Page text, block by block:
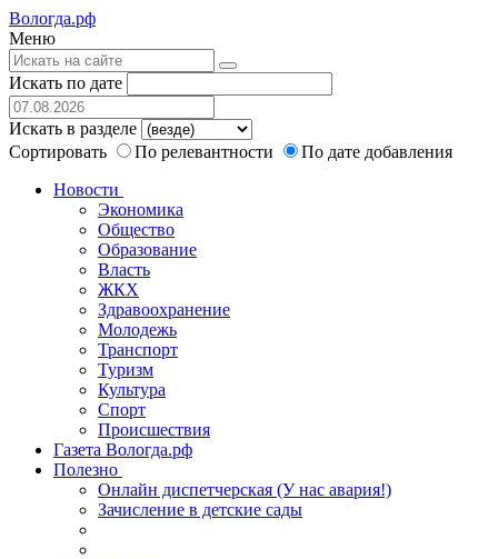
Вологда.рф
Меню
Искать по дате
Искать в разделе
Сортировать
По релевантности
По дате добавления
Новости
Экономика
Общество
Образование
Власть
ЖКХ
Здравоохранение
Молодежь
Транспорт
Туризм
Культура
Спорт
Происшествия
Газета Вологда.рф
Полезно
Онлайн диспетчерская (У нас авария!)
Зачисление в детские сады